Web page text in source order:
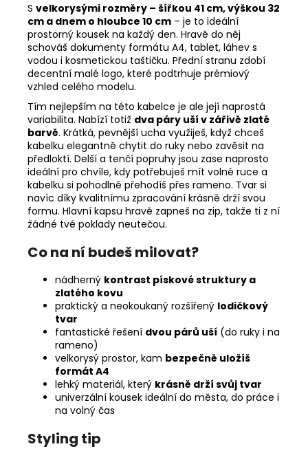
S velkorysými rozměry – šířkou 41 cm, výškou 32
cm a dnem o hloubce 10 cm – je to ideální
prostorný kousek na každý den. Hravě do něj
schováš dokumenty formátu A4, tablet, láhev s
vodou i kosmetickou taštičku. Přední stranu zdobí
decentní malé logo, které podtrhuje prémiový
vzhled celého modelu.
Tím nejlepším na této kabelce je ale její naprostá
variabilita. Nabízí totiž dva páry uší v zářivě zlaté
barvě. Krátká, pevnější ucha využiješ, když chceš
kabelku elegantně chytit do ruky nebo zavěsit na
předloktí. Delší a tenčí popruhy jsou zase naprosto
ideální pro chvíle, kdy potřebuješ mít volné ruce a
kabelku si pohodlně přehodíš přes rameno. Tvar si
navíc díky kvalitnímu zpracování krásně drží svou
formu. Hlavní kapsu hravě zapneš na zip, takže ti z ní
žádné tvé poklady neutečou.
Co na ní budeš milovat?
nádherný kontrast pískové struktury a
zlatého kovu
praktický a neokoukaný rozšířený lodičkový
tvar
fantastické řešení dvou párů uší (do ruky i na
rameno)
velkorysý prostor, kam bezpečně uložíš
formát A4
lehký materiál, který krásně drží svůj tvar
univerzální kousek ideální do města, do práce i
na volný čas
Styling tip